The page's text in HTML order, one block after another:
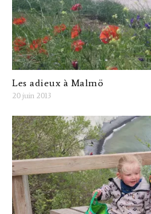
Les adieux à Malmö
20 juin 2013